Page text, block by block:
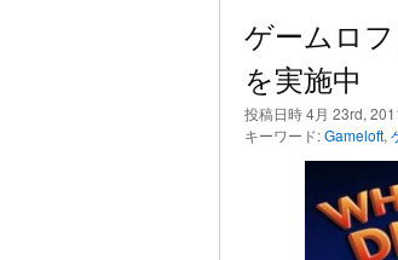
ゲームロ
を実施中
投稿日時 4月 23rd,
キーワード:Gameloft,